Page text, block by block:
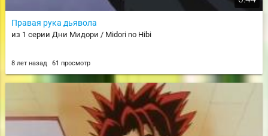
Правая рука дьявола
из 1 серии Дни Мидори / Midori no Hibi
8 лет назад 61 просмотр